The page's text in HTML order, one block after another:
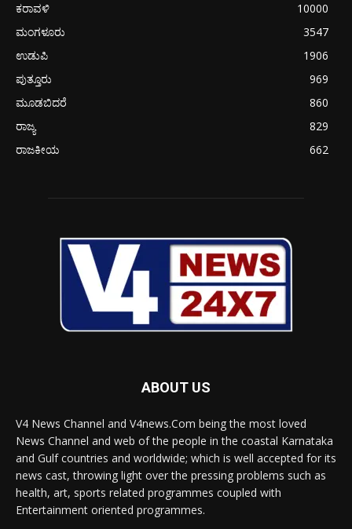
ಕರಾವಳಿ
10000
ಮಂಗಳೂರು
3547
ಉಡುಪಿ
1906
ಪುತ್ತೂರು
969
ಮೂಡಬಿದರೆ
860
ರಾಜ್ಯ
829
ರಾಜಕೀಯ
662
ABOUT US
V4 News Channel and V4news.Com being the most loved
News Channel and web of the people in the coastal Karnataka
and Gulf countries and worldwide; which is well accepted for its
news cast, throwing light over the pressing problems such as
health, art, sports related programmes coupled with
Entertainment oriented programmes.